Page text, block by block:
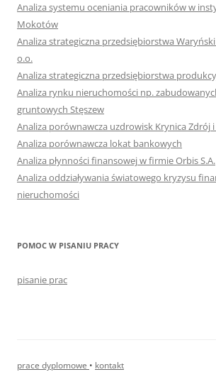
Analiza systemu oceniania pracowników w
Mokotów
Analiza strategiczna przedsiębiorstwa
o.o.
Analiza strategiczna przedsiębiorstwa
Analiza rynku nieruchomości np.
gruntowych Stęszew
Analiza porównawcza uzdrowisk Krynica Zdrój i
Analiza porównawcza lokat bankowych
Analiza płynności finansowej w firmie Orbis S.A.
Analiza oddziaływania światowego kryzysu
nieruchomości
POMOC W PISANIU PRACY
pisanie prac
prace dyplomowe • kontakt